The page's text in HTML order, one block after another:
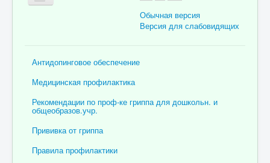
Обычная версия
Версия для слабовидящих
Информация для специалистов
Медицинская профилактика
Врачи
Антидопинговое обеспечение
Медицинская профилактика
Рекомендации по проф-ке гриппа для дошкольн. и
общеобразов.учр.
Прививка от гриппа
Правила профилактики